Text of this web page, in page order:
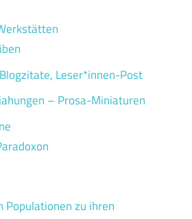
Leser*innen-Post
– Prosa-Miniaturen
Populationen zu ihren